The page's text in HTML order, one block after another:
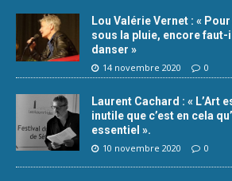
Lou Valérie Vernet : «
sous la pluie, encore
danser »
14 novembre 2020 0
Laurent Cachard : « L’Art
inutile que c’est en cela
essentiel ».
10 novembre 2020 0